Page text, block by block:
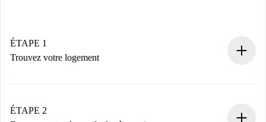
ÉTAPE 1
Trouvez votre logement
Vous disposez à l’avance de toutes les informations
ÉTAPE 2